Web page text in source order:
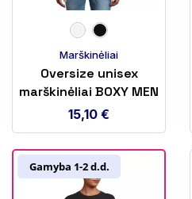
Marškinėliai
Oversize unisex
marškinėliai BOXY MEN
15,10 €
Gamyba 1-2 d.d.